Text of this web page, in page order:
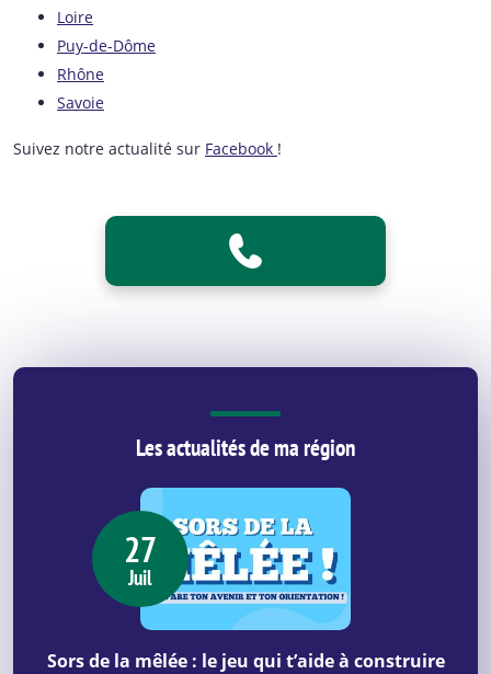
Loire
Puy-de-Dôme
Rhône
Savoie
Suivez notre actualité sur Facebook !
Les actualités de ma région
27
Juil
Sors de la mêlée : le jeu qui t’aide à construire